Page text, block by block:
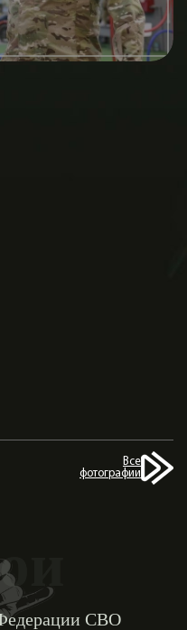
Все
фотографии
СВО